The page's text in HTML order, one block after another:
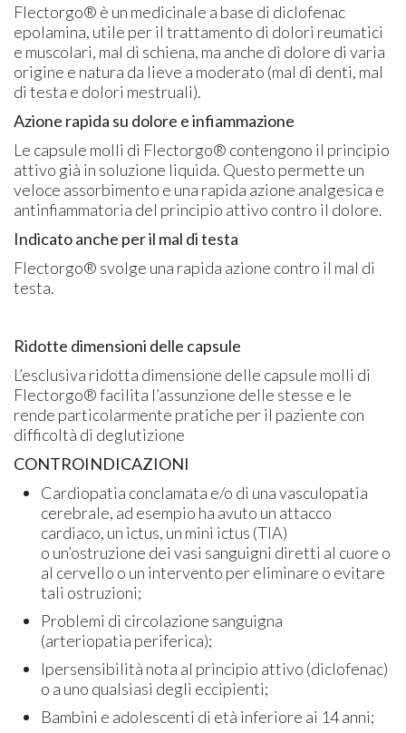
Flectorgo® è un medicinale a base di diclofenac
epolamina, utile per il trattamento di dolori reumatici
e muscolari, mal di schiena, ma anche di dolore di varia
origine e natura da lieve a moderato (mal di denti, mal
di testa e dolori mestruali).
Azione rapida su dolore e infiammazione
Le capsule molli di Flectorgo® contengono il principio
attivo già in soluzione liquida. Questo permette un
veloce assorbimento e una rapida azione analgesica e
antinfiammatoria del principio attivo contro il dolore.
Indicato anche per il mal di testa
Flectorgo® svolge una rapida azione contro il mal di
testa.
Ridotte dimensioni delle capsule
L’esclusiva ridotta dimensione delle capsule molli di
Flectorgo® facilita l’assunzione delle stesse e le
rende particolarmente pratiche per il paziente con
difficoltà di deglutizione
CONTROINDICAZIONI
Cardiopatia conclamata e/o di una vasculopatia
cerebrale, ad esempio ha avuto un attacco
cardiaco, un ictus, un mini ictus (TIA)
o un’ostruzione dei vasi sanguigni diretti al cuore o
al cervello o un intervento per eliminare o evitare
tali ostruzioni;
Problemi di circolazione sanguigna
(arteriopatia periferica);
Ipersensibilità nota al principio attivo (diclofenac)
o a uno qualsiasi degli eccipienti;
Bambini e adolescenti di età inferiore ai 14 anni;